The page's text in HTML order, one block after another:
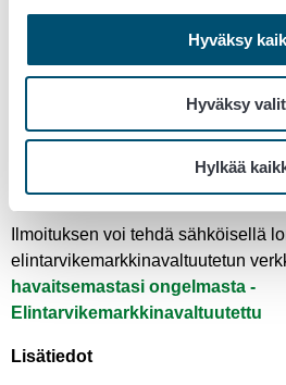
Hyväksy
Hyväksy
Hylkää
tuloon.
osana valvontatoimintaansa ja voi
käynnistää oma-aloitteisen
erityisesti valvonnan
Elintarvikemarkkinavaltuutettu ei
eikä anna kanavan kautta
tapauksen lainmukaisuudesta.
Ilmoituksen voi tehdä sähköisellä
elintarvikemarkkinavaltuutetun
havaitsemastasi ongelmasta -
Elintarvikemarkkinavaltuutettu
Lisätiedot